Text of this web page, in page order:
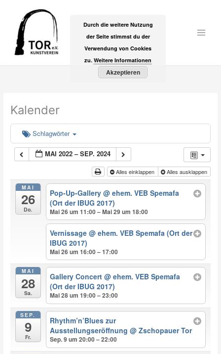
springen
Kalender
Schlagwörter
MAI 2022 – SEP. 2024
Alles einklappen Alles ausklappen
MAI
26
Do.
Pop-Up-Gallery@ ehem. VEB Spemafa
(Ort der IBUG 2017)
Mai 26 um 11:00 – Mai 29 um 18:00
Vernissage@ ehem. VEB Spemafa (Ort der
IBUG 2017)
Mai 26 um 16:00 – 17:00
MAI
28
Sa.
Gallery Concert@ ehem. VEB Spemafa
(Ort der IBUG 2017)
Mai 28 um 19:00 – 23:00
SEP.
9
Fr.
Rhythm’n’Blues zur
Ausstellungseröffnung@ Zschopauer Tor
Sep. 9 um 20:00 – 22:00
Durch die weitere Nutzung
der Seite stimmst du der
Verwendung von Cookies
zu. Weitere Informationen
Akzeptieren